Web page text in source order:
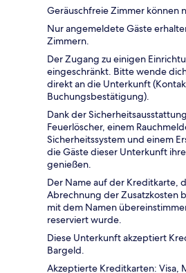
Geräuschfreie Zimmer können
Nur angemeldete Gäste
Zimmern.
Der Zugang zu einigen
eingeschränkt. Bitte wende
direkt an die Unterkunft
Buchungsbestätigung).
Dank der
Feuerlöscher, einem
Sicherheitssystem und einem
die Gäste dieser Unterkunft
genießen.
Der Name auf der Kreditkarte,
Abrechnung der Zusatzkosten
mit dem Namen
reserviert wurde.
Diese Unterkunft akzeptiert
Bargeld.
Akzeptierte Kreditkarten: Visa,